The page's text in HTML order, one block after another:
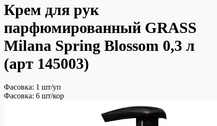
Крем для рук
парфюмированный GRASS
Milana Spring Blossom 0,3 л
(арт 145003)
Фасовка: 1 шт/уп
Фасовка: 6 шт/кор